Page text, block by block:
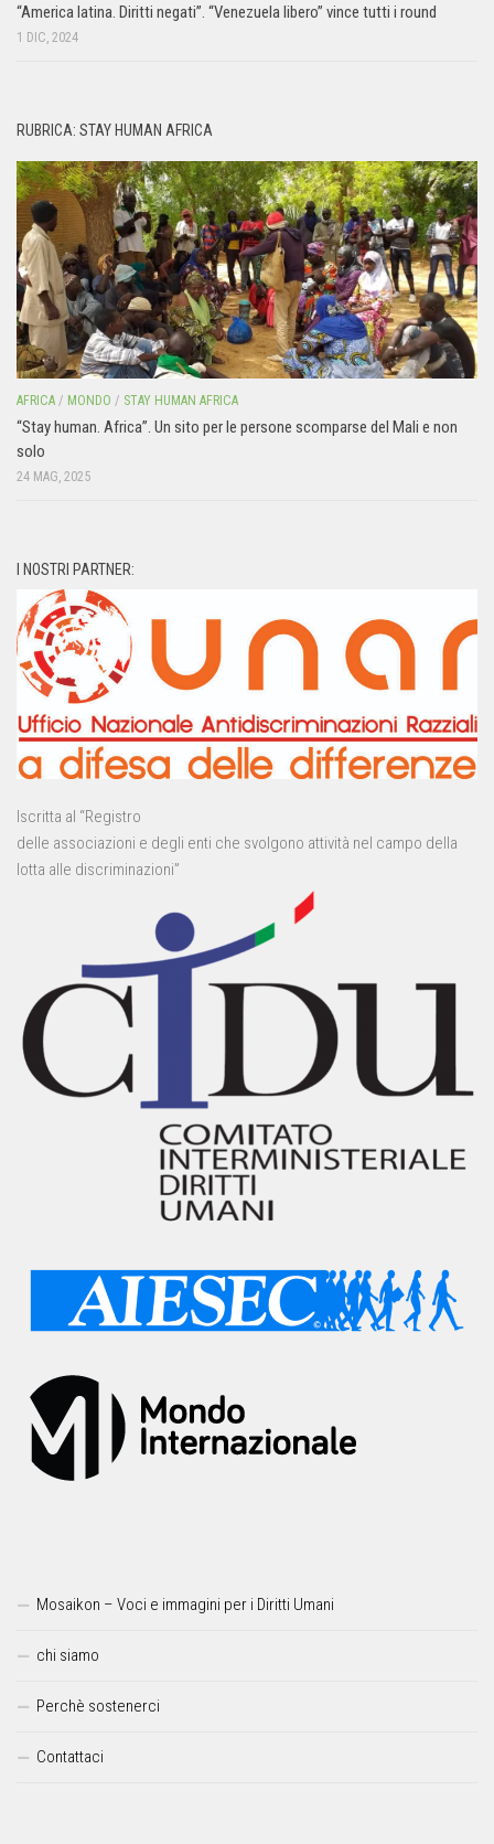
“America latina. Diritti negati”. “Venezuela libero” vince tutti i round
1 DIC, 2024
RUBRICA: STAY HUMAN AFRICA
AFRICA / MONDO / STAY HUMAN AFRICA
“Stay human. Africa”. Un sito per le persone scomparse del Mali e non
solo
24 MAG, 2025
I NOSTRI PARTNER:
Iscritta al “Registro
delle associazioni e degli enti che svolgono attività nel campo della
lotta alle discriminazioni”
Mosaikon – Voci e immagini per i Diritti Umani
chi siamo
Perchè sostenerci
Contattaci